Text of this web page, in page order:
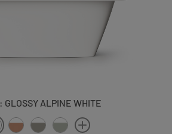
: GLOSSY ALPINE WHITE